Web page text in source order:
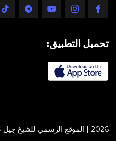
تحميل التطبيق:
2026 | الموقع الرسمي للشيخ جيل صادق